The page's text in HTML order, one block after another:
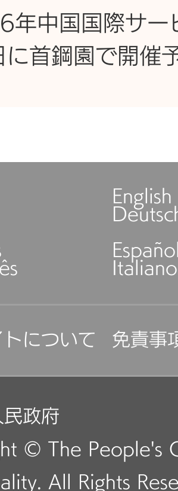
年中国国際サー
首鋼園で開催
English
Italiano
について 免責事
政府
© The People's
All Rights